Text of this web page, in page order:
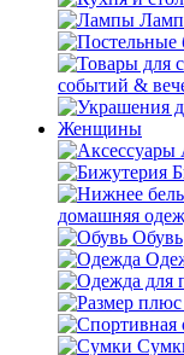
событий &
Женщины
домашняя
Обувь